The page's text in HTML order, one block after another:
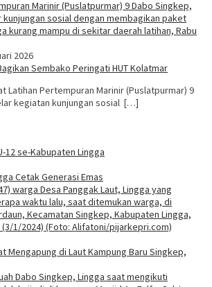
2026
Sembako Peringati HUT Kolatmar
Latihan Pertempuran Marinir (Puslatpurmar) 9
kegiatan kunjungan sosial […]
Cetak Generasi Emas
Mengapung di Laut Kampung Baru Singkep,